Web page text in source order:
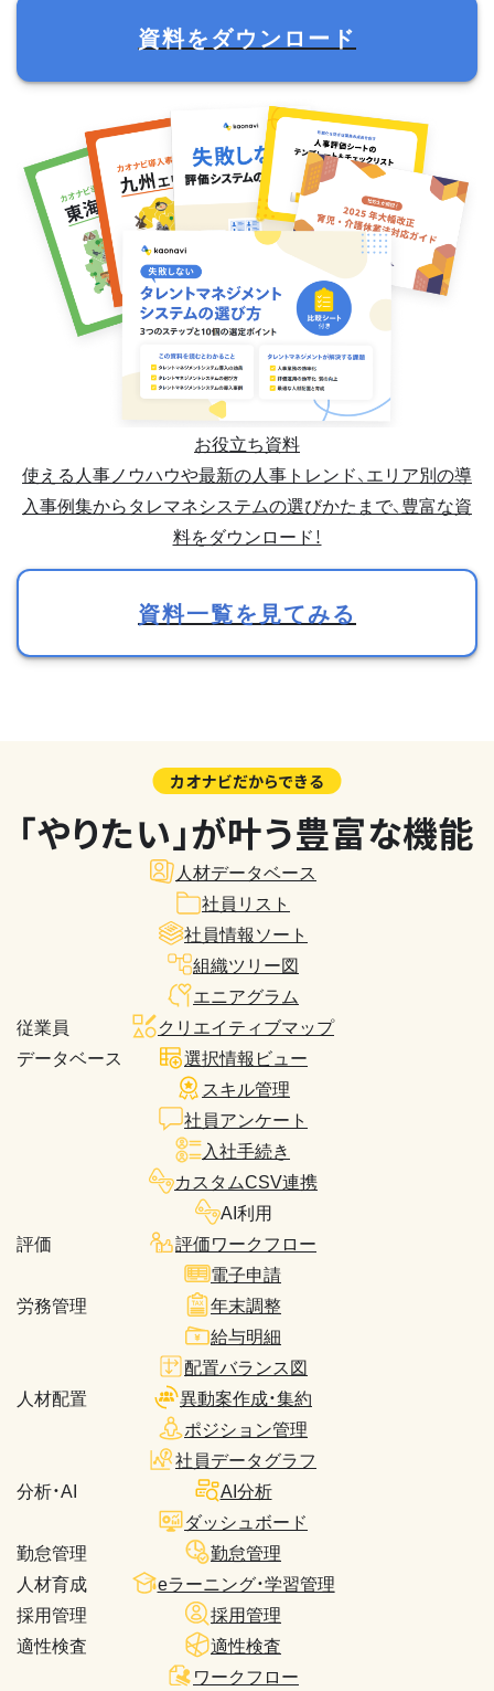
資料をダウンロード
お役立ち資料
使える人事ノウハウや最新の人事トレンド、エリア別の導
入事例集からタレマネシステムの選びかたまで、豊富な資
料をダウンロード！
資料一覧を見てみる
カオナビだからできる
「やりたい」が叶う豊富な機能
従業員
データベース
人材データベース
社員リスト
社員情報ソート
組織ツリー図
エニアグラム
クリエイティブマップ
選択情報ビュー
スキル管理
社員アンケート
入社手続き
カスタムCSV連携
AI利用
評価
評価ワークフロー
労務管理
電子申請
年末調整
給与明細
人材配置
配置バランス図
異動案作成・集約
ポジション管理
分析・AI
社員データグラフ
AI分析
ダッシュボード
勤怠管理
勤怠管理
人材育成
eラーニング・学習管理
採用管理
採用管理
適性検査
適性検査
ワークフロー